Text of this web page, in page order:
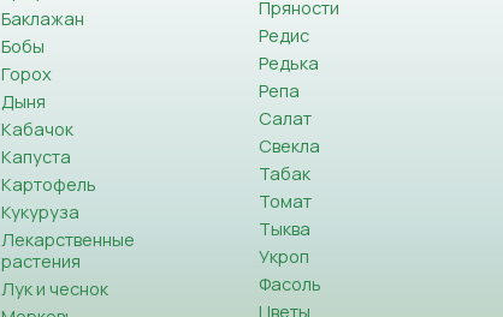
Баклажан
Бобы
Горох
Дыня
Кабачок
Капуста
Картофель
Кукуруза
Лекарственные
растения
Лук и чеснок
Пряности
Редис
Редька
Репа
Салат
Свекла
Табак
Томат
Тыква
Укроп
Фасоль
Цветы